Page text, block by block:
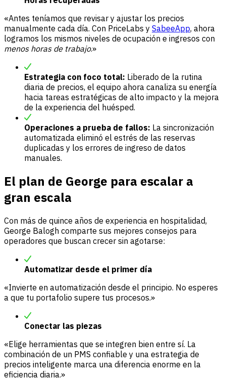
«Antes teníamos que revisar y ajustar los precios
manualmente cada día. Con PriceLabs y SabeeApp, ahora
logramos los mismos niveles de ocupación e ingresos con
menos horas de trabajo.»
Estrategia con foco total: Liberado de la rutina
diaria de precios, el equipo ahora canaliza su energía
hacia tareas estratégicas de alto impacto y la mejora
de la experiencia del huésped.
Operaciones a prueba de fallos: La sincronización
automatizada eliminó el estrés de las reservas
duplicadas y los errores de ingreso de datos
manuales.
El plan de George para escalar a
gran escala
Con más de quince años de experiencia en hospitalidad,
George Balogh comparte sus mejores consejos para
operadores que buscan crecer sin agotarse:
Automatizar desde el primer día
«Invierte en automatización desde el principio. No esperes
a que tu portafolio supere tus procesos.»
Conectar las piezas
«Elige herramientas que se integren bien entre sí. La
combinación de un PMS confiable y una estrategia de
precios inteligente marca una diferencia enorme en la
eficiencia diaria.»